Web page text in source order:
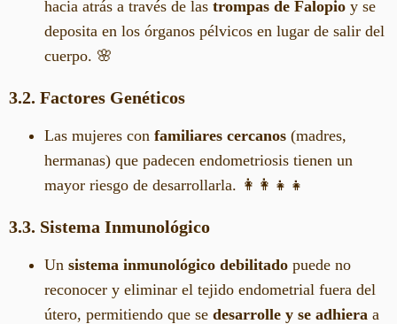
hacia atrás a través de las trompas de Falopio y se
deposita en los órganos pélvicos en lugar de salir del
cuerpo. 🌸
3.2. Factores Genéticos
Las mujeres con familiares cercanos (madres,
hermanas) que padecen endometriosis tienen un
mayor riesgo de desarrollarla. 👩‍👩‍👧‍👧
3.3. Sistema Inmunológico
Un sistema inmunológico debilitado puede no
reconocer y eliminar el tejido endometrial fuera del
útero, permitiendo que se desarrolle y se adhiera a